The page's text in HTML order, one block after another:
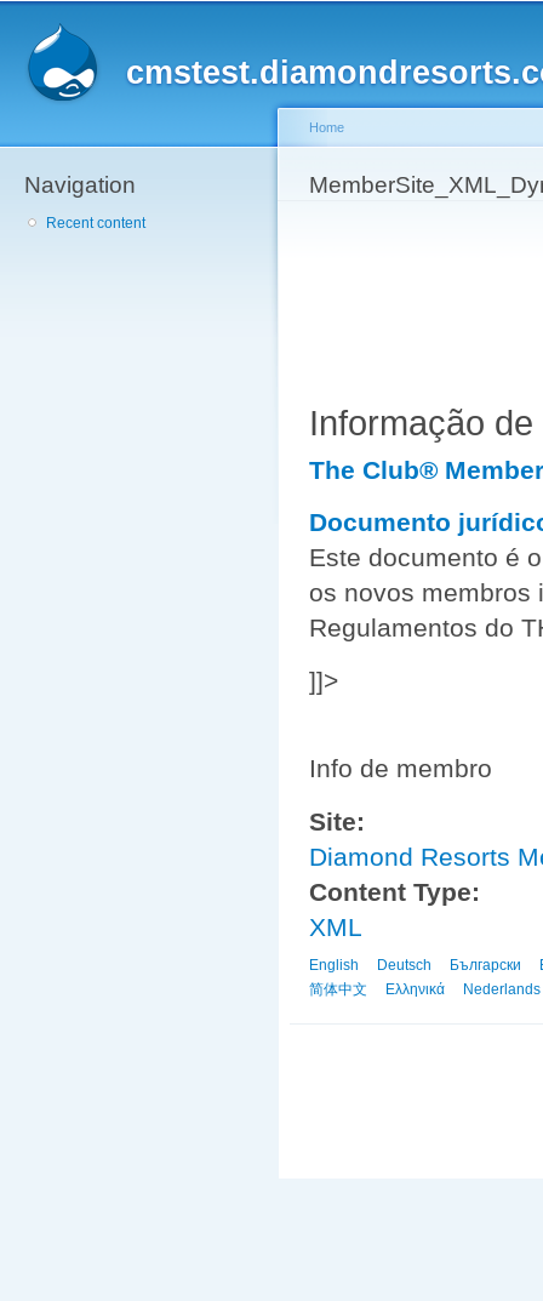
Navigation
Recent content
You are here
Home
Informação
The Club®
Documento
Este documento é
os novos membros
Regulamentos do
]]>
Info de membro
Site:
Diamond Resorts
Content Type:
XML
English Deutsch Български
简体中文
Ελληνικά Nederlands